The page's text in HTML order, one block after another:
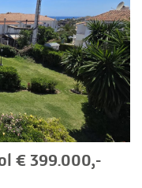
€ 399.000,-